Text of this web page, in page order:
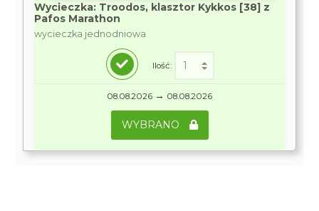
Wycieczka: Troodos, klasztor Kykkos [38] z
Pafos Marathon
wycieczka jednodniowa
Ilość:
08.08.2026 → 08.08.2026
WYBRANO